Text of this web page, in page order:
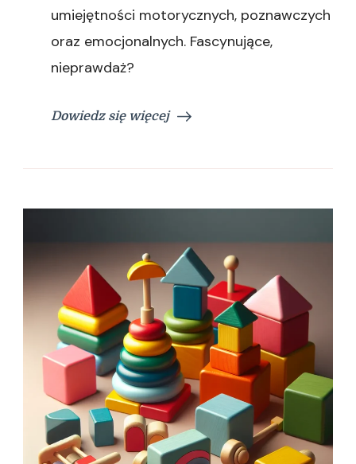
umiejętności motorycznych, poznawczych
oraz emocjonalnych. Fascynujące,
nieprawdaż?
Dowiedz się więcej